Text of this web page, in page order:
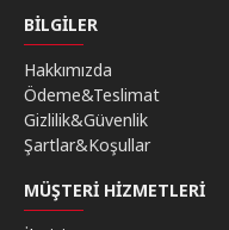
BILGILER
Hakkımızda
Ödeme&Teslimat
Gizlilik&Güvenlik
Şartlar&Koşullar
MÜŞTERI HIZMETLERI